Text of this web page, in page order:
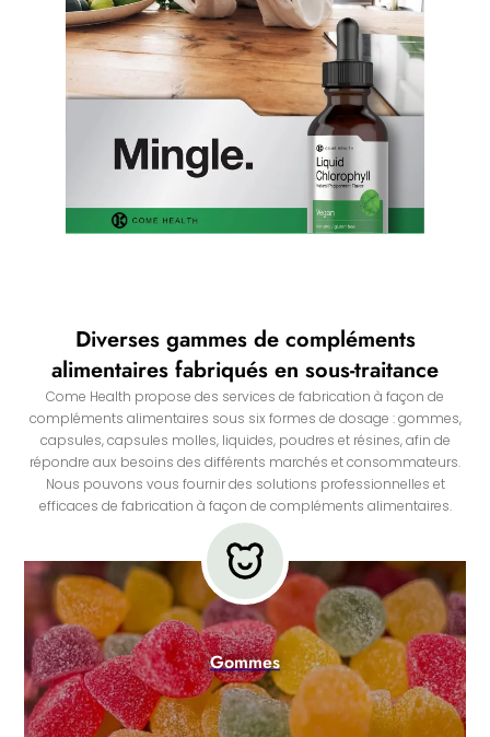
Diverses gammes de compléments
alimentaires fabriqués en sous-traitance
Come Health propose des services de fabrication à façon de
compléments alimentaires sous six formes de dosage : gommes,
capsules, capsules molles, liquides, poudres et résines, afin de
répondre aux besoins des différents marchés et consommateurs.
Nous pouvons vous fournir des solutions professionnelles et
efficaces de fabrication à façon de compléments alimentaires.
Gommes